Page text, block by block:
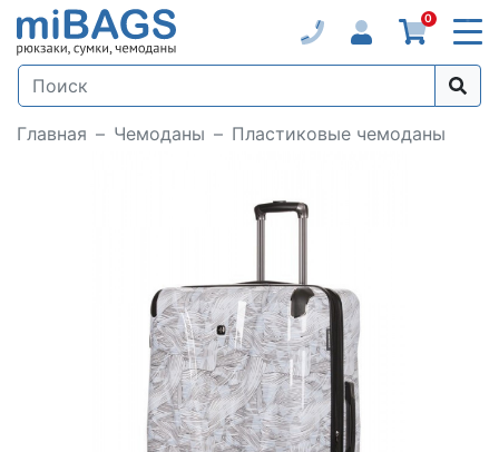
0
Главная Чемоданы Пластиковые чемоданы
Loading...